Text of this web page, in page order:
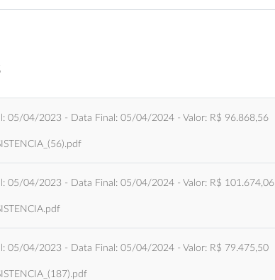
05/04/2023 - Data Final: 05/04/2024 - Valor: R$ 96.868,56
05/04/2023 - Data Final: 05/04/2024 - Valor: R$ 101.674,06
05/04/2023 - Data Final: 05/04/2024 - Valor: R$ 79.475,50